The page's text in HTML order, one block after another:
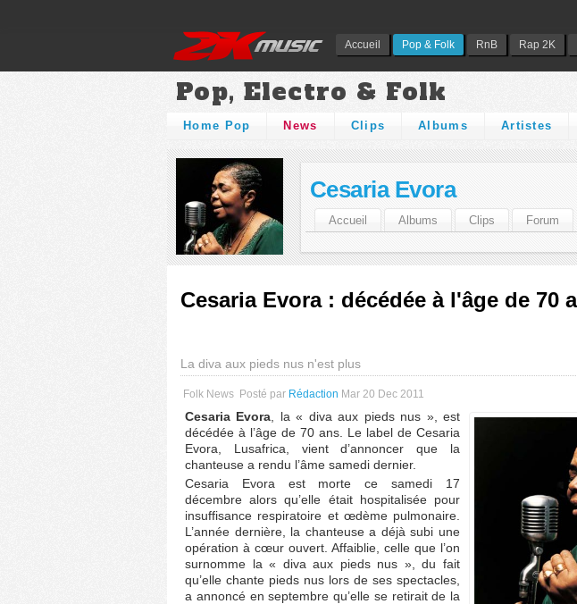
Accueil Pop & Folk RnB Rap 2K
Pop, Electro & Folk
Home Pop News Clips Albums Artistes
Cesaria Evora
Accueil Albums Clips Forum
Cesaria Evora : décédée à l'âge de 70
La diva aux pieds nus n'est plus
Folk News Posté par Rédaction Mar 20 Dec 2011
Cesaria Evora , la « diva aux pieds nus », est
décédée à l’âge de 70 ans. Le label de Cesaria
Evora, Lusafrica, vient d’annoncer que la
chanteuse a rendu l’âme samedi dernier.
Cesaria Evora est morte ce samedi 17
décembre alors qu’elle était hospitalisée pour
insuffisance respiratoire et œdème pulmonaire.
L’année dernière, la chanteuse a déjà subi une
opération à cœur ouvert. Affaiblie, celle que l’on
surnomme la « diva aux pieds nus », du fait
qu’elle chante pieds nus lors de ses spectacles,
a annoncé en septembre qu’elle se retirait de la